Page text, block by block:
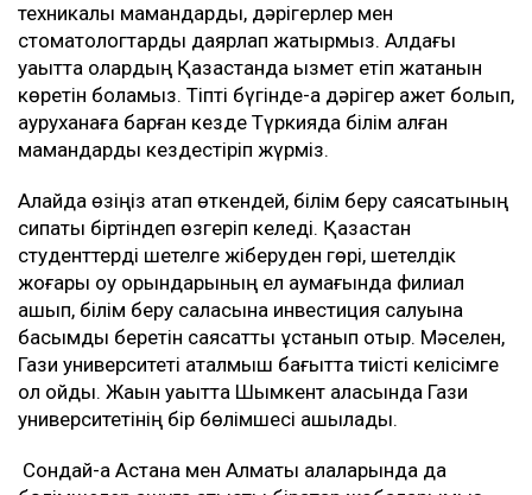
техникалық мамандарды, дәрігерлер мен
стоматологтарды даярлап жатырмыз. Алдағы
уақытта олардың Қазақстанда қызмет етіп жатқанын
көретін боламыз. Тіпті бүгінде-ақ дәрігер қажет болып,
ауруханаға барған кезде Түркияда білім алған
мамандарды кездестіріп жүрміз.
Алайда өзіңіз атап өткендей, білім беру саясатының
сипаты біртіндеп өзгеріп келеді. Қазақстан
студенттерді шетелге жіберуден гөрі, шетелдік
жоғары оқу орындарының ел аумағында филиал
ашып, білім беру саласына инвестиция салуына
басымдық беретін саясатты ұстанып отыр. Мәселен,
Гази университеті аталмыш бағытта тиісті келісімге
қол қойды. Жақын уақытта Шымкент қаласында Гази
университетінің бір бөлімшесі ашылады.
Сондай-ақ Астана мен Алматы қалаларында да